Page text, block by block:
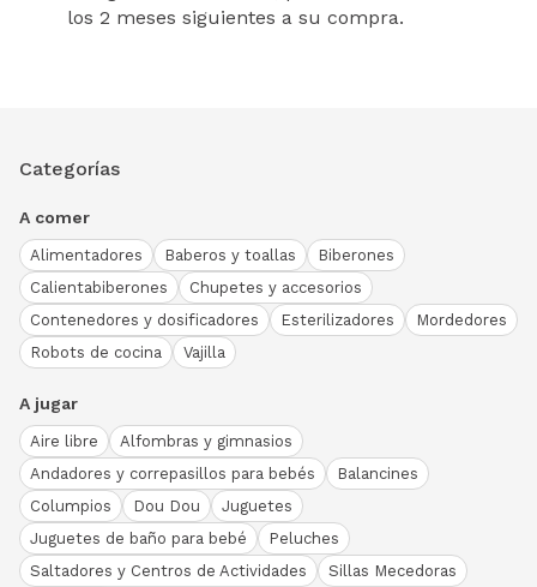
los 2 meses siguientes a su compra.
Categorías
A comer
Alimentadores Baberos y toallas
Biberones
Calientabiberones
Chupetes y accesorios
Contenedores y dosificadores
Esterilizadores
Mordedores
Robots de cocina
Vajilla
A jugar
Aire libre
Alfombras y gimnasios
Andadores y correpasillos para bebés
Balancines
Columpios
Dou Dou
Juguetes
Juguetes de baño para bebé
Peluches
Saltadores y Centros de Actividades
Sillas Mecedoras